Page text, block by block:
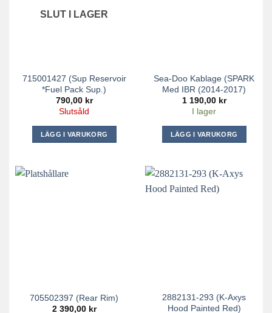
SLUT I LAGER
715001427 (Sup Reservoir
*Fuel Pack Sup.)
790,00 kr
Slutsåld
LÄGG I VARUKORG
Sea-Doo Kablage (SPARK
Med IBR (2014-2017)
1 190,00 kr
I lager
LÄGG I VARUKORG
705502397 (Rear Rim)
2 390,00 kr
2882131-293 (K-Axys
Hood Painted Red)